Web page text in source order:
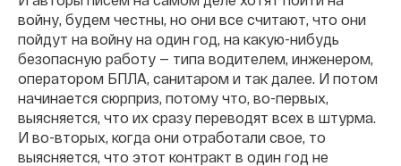
войну, будем честны, но они все считают, что они
пойдут на войну на один год, на какую-нибудь
безопасную работу — типа водителем, инженером,
оператором БПЛА, санитаром и так далее. И потом
начинается сюрприз, потому что, во-первых,
выясняется, что их сразу переводят всех в штурма.
И во-вторых, когда они отработали свое, то
выясняется, что этот контракт в один год не